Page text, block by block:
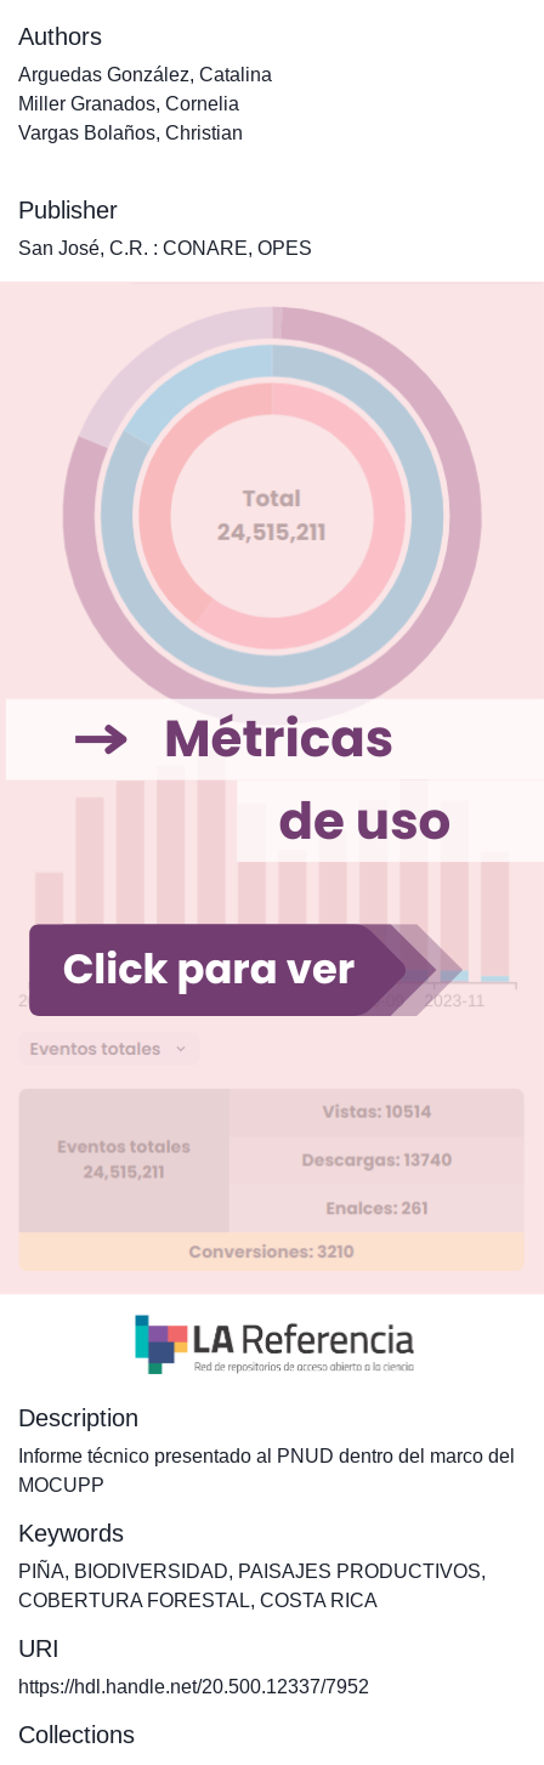
Authors
Arguedas González, Catalina
Miller Granados, Cornelia
Vargas Bolaños, Christian
Publisher
San José, C.R. : CONARE, OPES
Description
Informe técnico presentado al PNUD dentro del marco del
MOCUPP
Keywords
PIÑA, BIODIVERSIDAD, PAISAJES PRODUCTIVOS,
COBERTURA FORESTAL, COSTA RICA
URI
https://hdl.handle.net/20.500.12337/7952
Collections